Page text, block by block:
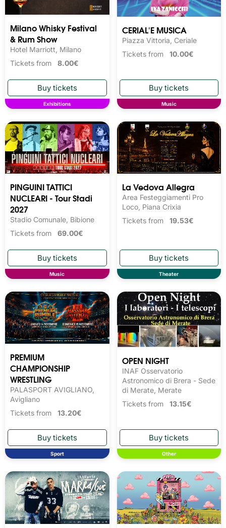
Milano Whisky Festival
& Rum Show
Hotel Marriott, Milano
Tickets from 8.00€
Exhibitions
CERIAL'E MUSICA
Piazza Vittoria, Ceriale
Tickets from 10.00€
Music
PINGUINI TATTICI
NUCLEARI - Tour Stadi
2027
Stadio Comunale, Bibione
Tickets from 69.00€
Music
La Vedova Allegra
Area Festeggiamenti Pro
Loco, Piana Crixia
Tickets from 19.53€
Theater
PREMIUM
CHAMPIONSHIP
WRESTLING
PALASPORT AVIGLIANO,
Avigliano
Tickets from 13.20€
Sport
OPEN NIGHT
INAF Osservatorio
Astronomico di Brera - Sede
di Merate, Merate
Tickets from 13.15€
Other